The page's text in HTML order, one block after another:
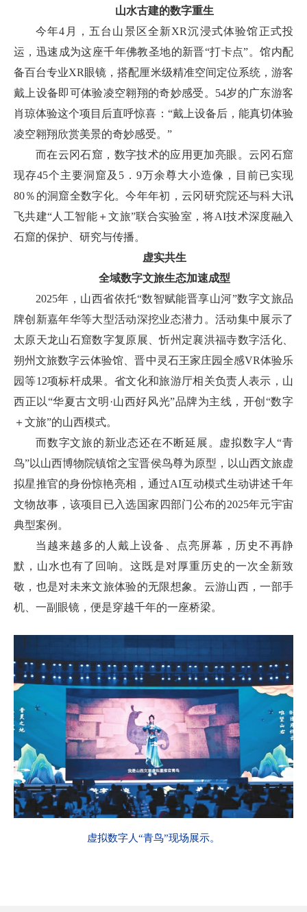
山水古建的数字重生
今年4月，五台山景区全新XR沉浸式体验馆正式投
运，迅速成为这座千年佛教圣地的新晋“打卡点”。馆内配
备百台专业XR眼镜，搭配厘米级精准空间定位系统，游客
戴上设备即可体验凌空翱翔的奇妙感受。54岁的广东游客
肖琼体验这个项目后直呼惊喜：“戴上设备后，能真切体验
凌空翱翔欣赏美景的奇妙感受。”
而在云冈石窟，数字技术的应用更加亮眼。云冈石窟
现存45个主要洞窟及5．9万余尊大小造像，目前已实现
80％的洞窟全数字化。今年年初，云冈研究院还与科大讯
飞共建“人工智能＋文旅”联合实验室，将AI技术深度融入
石窟的保护、研究与传播。
虚实共生
全域数字文旅生态加速成型
2025年，山西省依托“数智赋能晋享山河”数字文旅品
牌创新嘉年华等大型活动深挖业态潜力。活动集中展示了
太原天龙山石窟数字复原展、忻州定襄洪福寺数字活化、
朔州文旅数字云体验馆、晋中灵石王家庄园全感VR体验乐
园等12项标杆成果。省文化和旅游厅相关负责人表示，山
西正以“华夏古文明·山西好风光”品牌为主线，开创“数字
＋文旅”的山西模式。
而数字文旅的新业态还在不断延展。虚拟数字人“青
鸟”以山西博物院镇馆之宝晋侯鸟尊为原型，以山西文旅虚
拟星推官的身份惊艳亮相，通过AI互动模式生动讲述千年
文物故事，该项目已入选国家四部门公布的2025年元宇宙
典型案例。
当越来越多的人戴上设备、点亮屏幕，历史不再静
默，山水也有了回响。这既是对厚重历史的一次全新致
敬，也是对未来文旅体验的无限想象。云游山西，一部手
机、一副眼镜，便是穿越千年的一座桥梁。
虚拟数字人“青鸟”现场展示。